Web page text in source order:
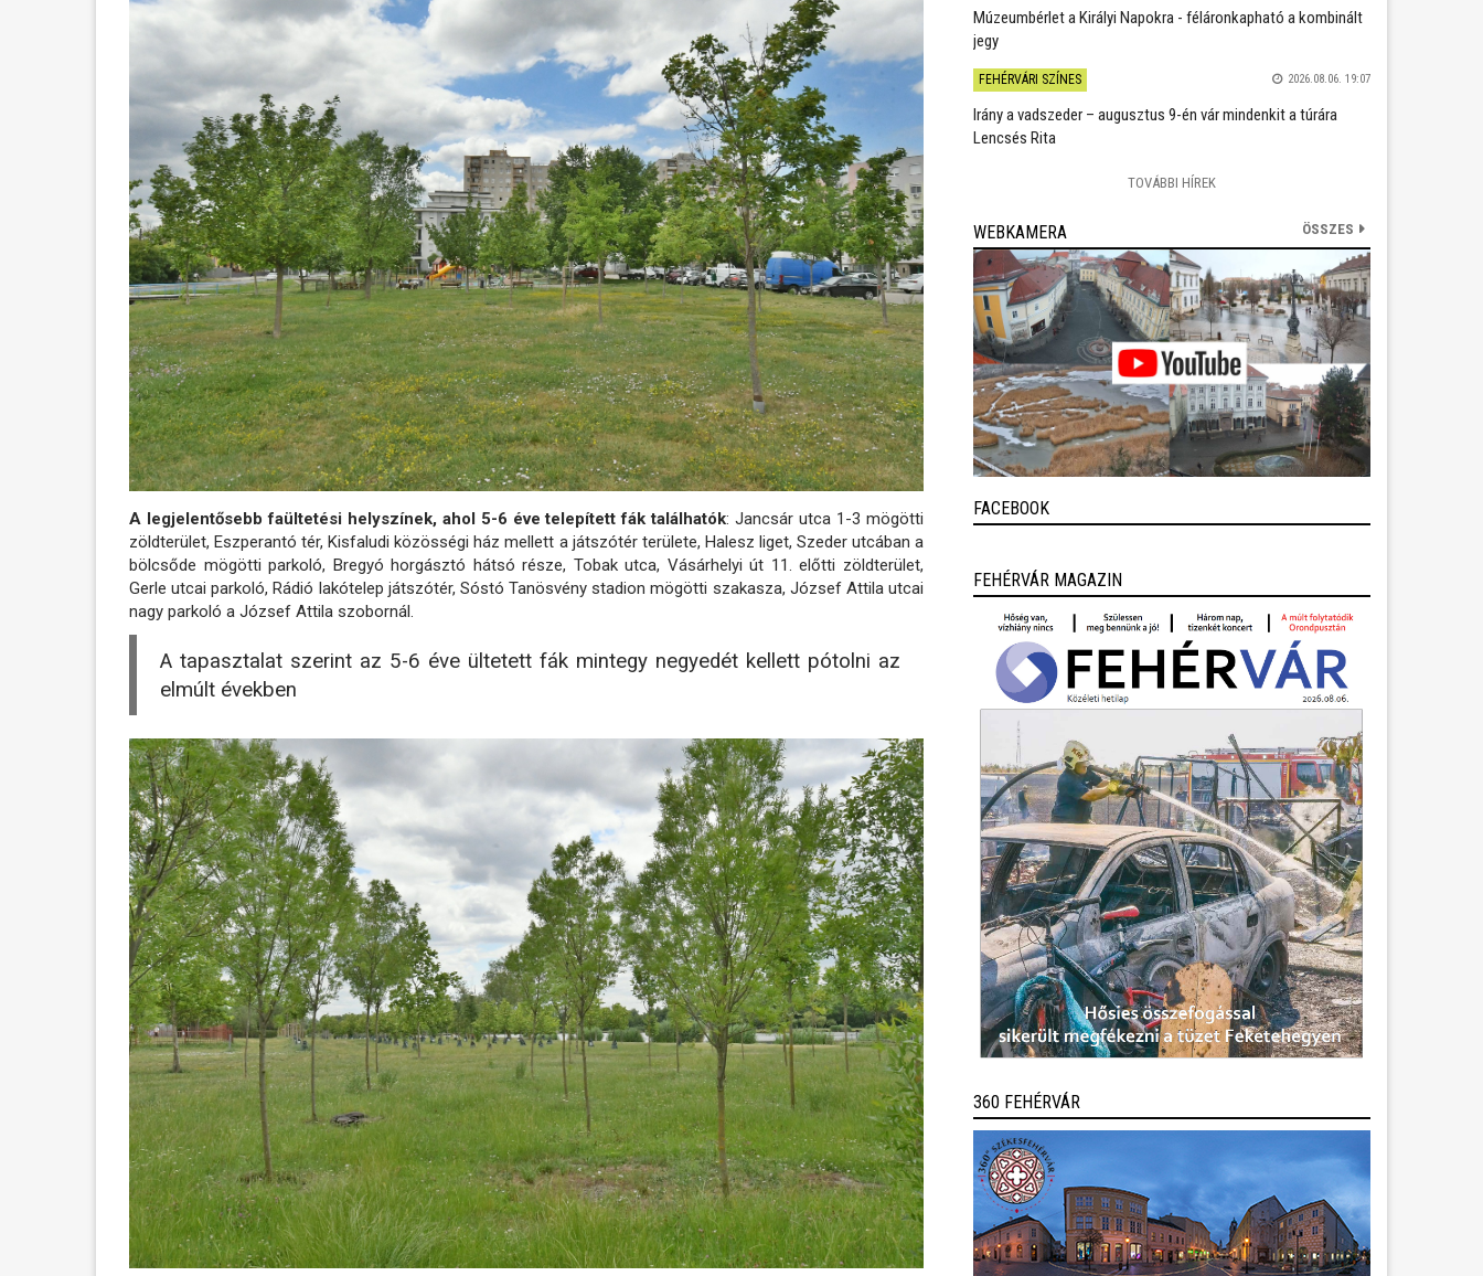
A legjelentősebb faültetési helyszínek, ahol 5-6 éve telepített fák találhatók: Jancsár utca 1-3 mögötti
zöldterület, Eszperantó tér, Kisfaludi közösségi ház mellett a játszótér területe, Halesz liget, Szeder utcában a
bölcsőde mögötti parkoló, Bregyó horgásztó hátsó része, Tobak utca, Vásárhelyi út 11. előtti zöldterület,
Gerle utcai parkoló, Rádió lakótelep játszótér, Sóstó Tanösvény stadion mögötti szakasza, József Attila utcai
nagy parkoló a József Attila szobornál.
A tapasztalat szerint az 5-6 éve ültetett fák mintegy negyedét kellett pótolni az
elmúlt években
Múzeumbérlet a Királyi Napokra - féláronkapható a kombinált
jegy
FEHÉRVÁRI SZÍNES 2026.08.06. 19:07
Irány a vadszeder – augusztus 9-én vár mindenkit a túrára
Lencsés Rita
TOVÁBBI HÍREK
WEBKAMERA ÖSSZES
FACEBOOK
FEHÉRVÁR MAGAZIN
360 FEHÉRVÁR